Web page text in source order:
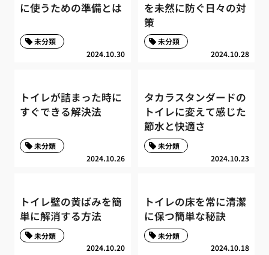
に使うための準備とは
2024.10.30
未分類
を未然に防ぐ日々の対
策
2024.10.28
未分類
トイレが詰まった時に
すぐできる解決法
2024.10.26
未分類
タカラスタンダードの
トイレに変えて感じた
節水と快適さ
2024.10.23
未分類
トイレ壁の黄ばみを簡
単に解消する方法
2024.10.20
未分類
トイレの床を常に清潔
に保つ簡単な秘訣
2024.10.18
未分類